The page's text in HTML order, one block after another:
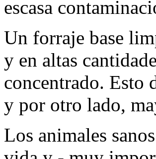
escasa
Un forraje base
y en altas
concentrado. Esto
y por otro lado,
Los animales